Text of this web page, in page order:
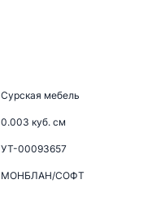
Сурская мебель
0.003 куб. см
УТ-00093657
МОНБЛАН/СОФТ